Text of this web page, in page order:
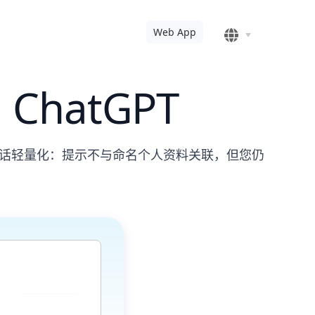
Web App
轻量化：提示不与命名个人资料关联，但您仍